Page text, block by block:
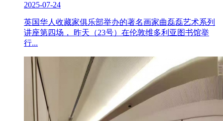
2025-07-24
英国华人收藏家俱乐部举办的著名画家曲磊磊艺术系列
讲座第四场， 昨天（23号）在伦敦维多利亚图书馆举
行...